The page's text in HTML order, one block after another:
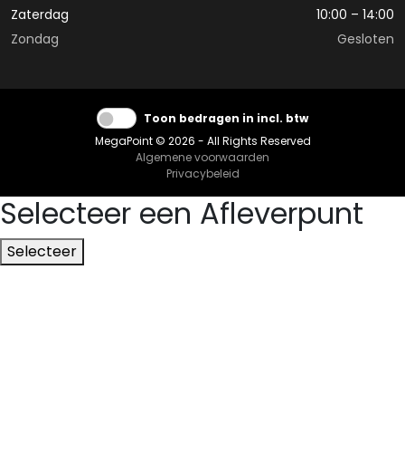
Zaterdag
10:00 – 14:00
Zondag
Gesloten
Toon bedragen in incl. btw
MegaPoint © 2026 - All Rights Reserved
Algemene voorwaarden
Privacybeleid
Selecteer een Afleverpunt
Selecteer